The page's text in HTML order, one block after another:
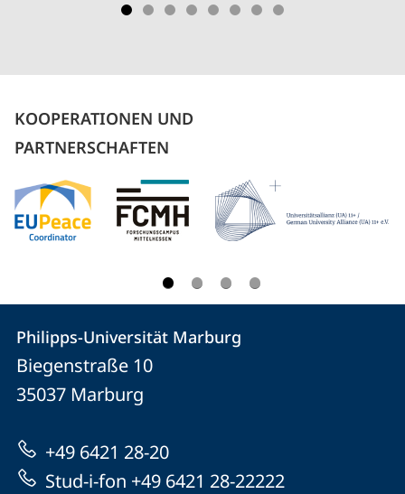
KOOPERATIONEN UND
PARTNERSCHAFTEN
Kontakt
und
Informationen
zur
Website
Kontaktinformationen
Philipps-
Universität
Marburg
Philipps-Universität Marburg
Biegenstraße 10
35037 Marburg
+49 6421 28-20
Stud-i-fon +49 6421 28-22222